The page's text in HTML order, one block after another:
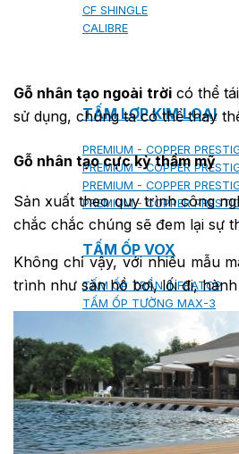
CF SHINGLE
CALIBRE
TẤM LỢP KIM LOẠI
PREMIUM - COPPER
PREMIUM - COPPER
PREMIUM - COPPER
PREMIUM - COPPER
TẤM ỐP VOX
TẤM ỐP TRẦN INFRATOP
TẤM ỐP TƯỜNG MAX-3
TẤM ỐP ĐA NĂNG FRONTO
MÁI GỖ TUYẾT
Gỗ nhân tạo ngoài trờicó thể
sử dụng, chúng ta có thể thay
Gỗ nhân tạo cực kỳ thẩm mỹ
Sản xuất theo quy trình công
chắc chắc chúng sẽ đem lại sự
Không chỉ vậy, với nhiều mẫu
trình như sàn hồ bơi, lối đi,